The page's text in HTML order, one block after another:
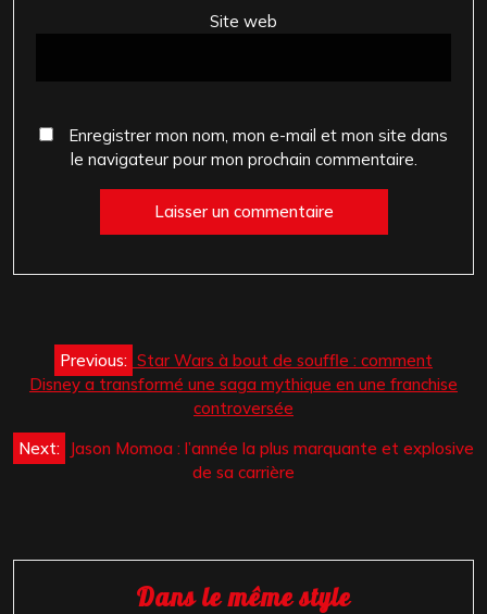
Site web
Enregistrer mon nom, mon e-mail et mon site dans
le navigateur pour mon prochain commentaire.
Navigation
de
Previous: Star Wars à bout de souffle : comment
Disney a transformé une saga mythique en une franchise
controversée
Next:
Jason Momoa : l’année la plus marquante et explosive
de sa carrière
Dans le même style